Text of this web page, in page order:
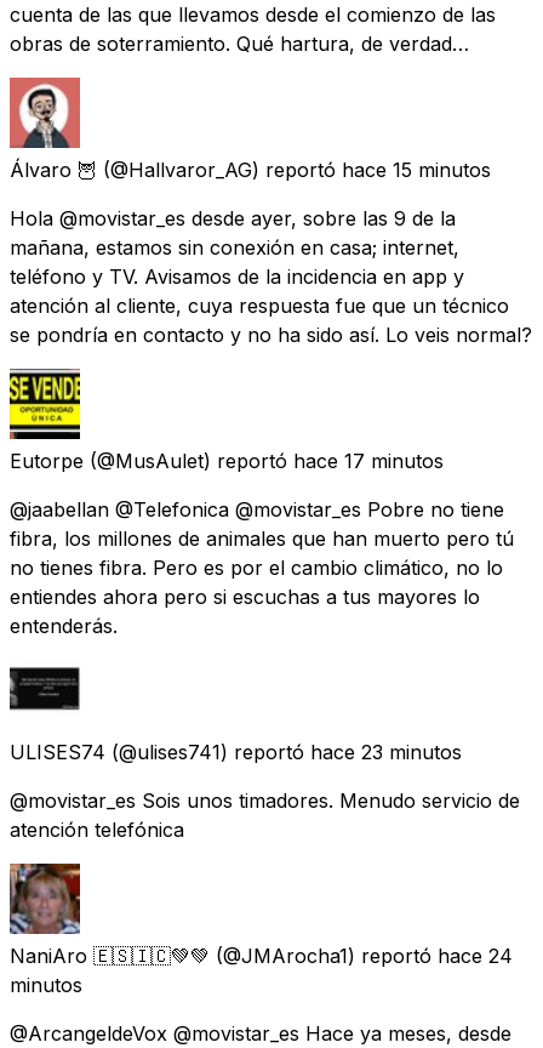
cuenta de las que llevamos desde el comienzo de las
obras de soterramiento. Qué hartura, de verdad…
Álvaro 🦉 (@Hallvaror_AG) reportó hace 15 minutos
Hola @movistar_es desde ayer, sobre las 9 de la
mañana, estamos sin conexión en casa; internet,
teléfono y TV. Avisamos de la incidencia en app y
atención al cliente, cuya respuesta fue que un técnico
se pondría en contacto y no ha sido así. Lo veis normal?
Eutorpe (@MusAulet) reportó hace 17 minutos
@jaabellan @Telefonica @movistar_es Pobre no tiene
fibra, los millones de animales que han muerto pero tú
no tienes fibra. Pero es por el cambio climático, no lo
entiendes ahora pero si escuchas a tus mayores lo
entenderás.
ULISES74 (@ulises741) reportó hace 23 minutos
@movistar_es Sois unos timadores. Menudo servicio de
atención telefónica
NaniAro 🇪🇸🇮🇨💚💚 (@JMArocha1) reportó hace 24
minutos
@ArcangeldeVox @movistar_es Hace ya meses, desde